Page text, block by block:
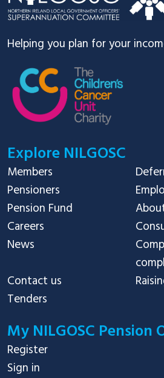
Helping you plan for your
Explore NILGOSC
Members
Pensioners
Pension Fund
Careers
News
Contact us
Tenders
My NILGOSC Pension
Register
Sign in